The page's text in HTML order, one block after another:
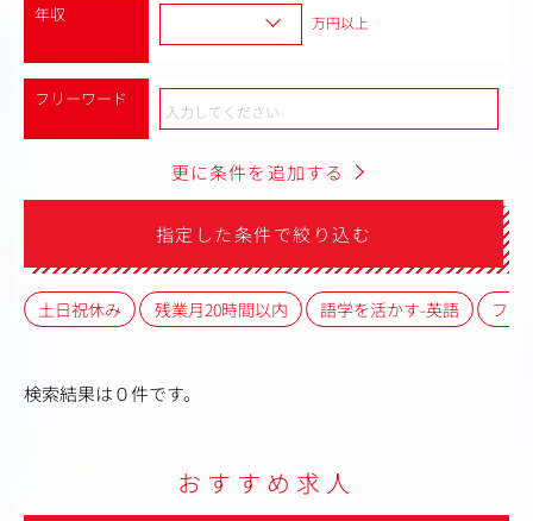
年収 万円以上
フリーワード
更に条件を追加する
指定した条件で絞り込む
土日祝休み 残業月20時間以内 語学を活かす-英語 フレ
検索結果は０件です。
おすすめ求人